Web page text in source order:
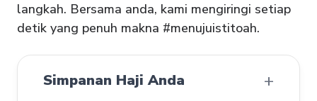
langkah. Bersama anda, kami mengiringi setiap
detik yang penuh makna #menujuistitoah.
Simpanan Haji Anda +